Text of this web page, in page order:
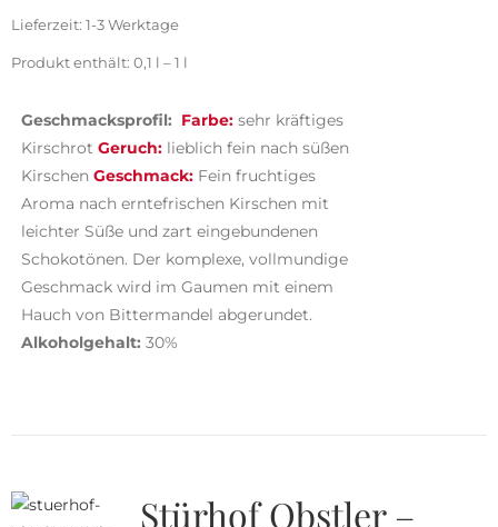
Lieferzeit: 1-3 Werktage
Produkt enthält: 0,1 l – 1 l
Geschmacksprofil: Farbe: sehr kräftiges
Kirschrot Geruch: lieblich fein nach süßen
Kirschen Geschmack: Fein fruchtiges
Aroma nach erntefrischen Kirschen mit
leichter Süße und zart eingebundenen
Schokotönen. Der komplexe, vollmundige
Geschmack wird im Gaumen mit einem
Hauch von Bittermandel abgerundet.
Alkoholgehalt: 30%
Stürhof Obstler –